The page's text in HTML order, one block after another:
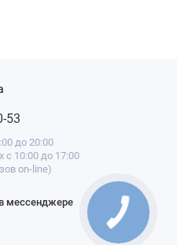
53
до 20:00
с 10:00 до 17:00
on-line)
мессенджере